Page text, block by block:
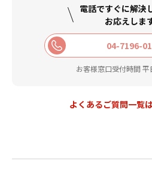
電話ですぐに解決
お応えしま
04-7196-
お客様窓口受付時間
よくあるご質問一覧